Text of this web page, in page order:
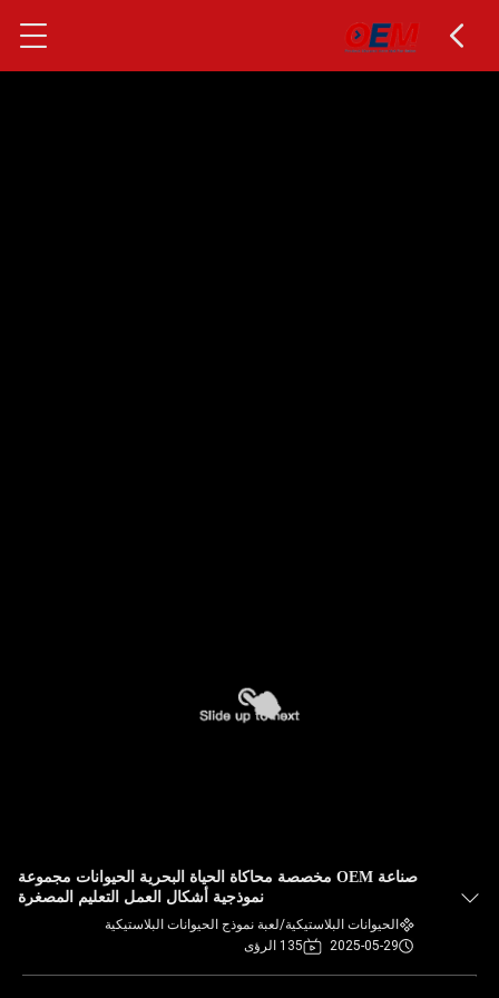
صناعة OEM مخصصة محاكاة الحياة البحرية الحيوانات مجموعة
نموذجية أشكال العمل التعليم المصغرة
الحيوانات البلاستيكية/لعبة نموذج الحيوانات البلاستيكية
2025-05-29
135 الرؤى